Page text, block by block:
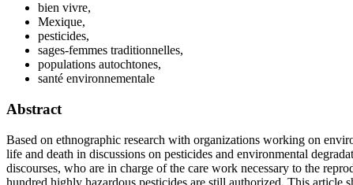
bien vivre,
Mexique,
pesticides,
sages-femmes traditionnelles,
populations autochtones,
santé environnementale
Abstract
Based on ethnographic research with organizations working on
life and death in discussions on pesticides and environmental
discourses, who are in charge of the care work necessary to the
hundred highly hazardous pesticides are still authorized. This article